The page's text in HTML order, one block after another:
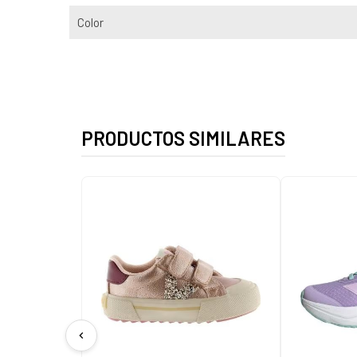
Color
PRODUCTOS SIMILARES
chevron_left